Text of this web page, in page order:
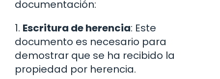
documentación:
1. Escritura de herencia: Este
documento es necesario para
demostrar que se ha recibido la
propiedad por herencia.